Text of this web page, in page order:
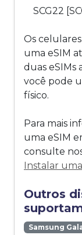
SCG22
Os
uma eSIM
duas eSIMs
você pode
físico.
Para mais
uma eSIM
consulte
Instalar
Outros
Samsung